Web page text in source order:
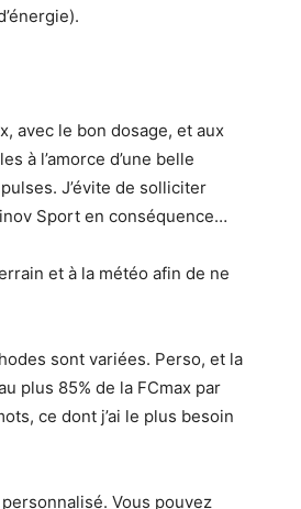
avec le bon dosage, et aux
à l’amorce d’une belle
J’évite de solliciter
Sport en conséquence…
et à la météo afin de ne
sont variées. Perso, et la
plus 85% de la FCmax par
ce dont j’ai le plus besoin
Vous pouvez